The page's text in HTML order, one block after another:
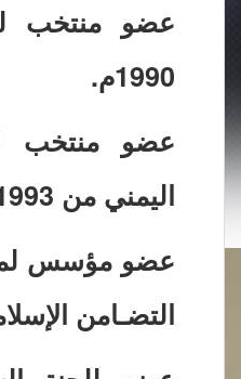
عضو منتخب
1990م.
عضو منتخب
اليمني من 1993م
عضو مؤسس
التضـامن الإسلامي